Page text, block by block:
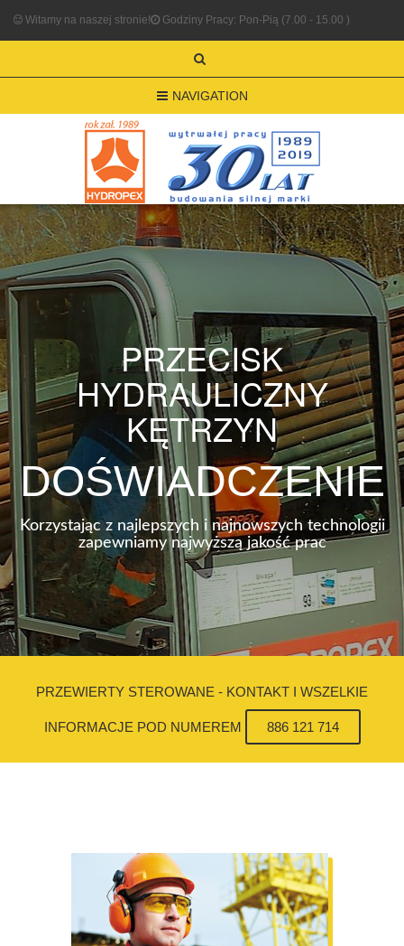
Witamy na naszej stronie! Godziny Pracy: Pon-Pią (7.00 - 15.00 )
NAVIGATION
PRZECISK
HYDRAULICZNY
KĘTRZYN
DOŚWIADCZENIE
Korzystając z najlepszych i najnowszych technologii
zapewniamy najwyższą jakość prac
PRZEWIERTY STEROWANE - KONTAKT I WSZELKIE
INFORMACJE POD NUMEREM 886 121 714